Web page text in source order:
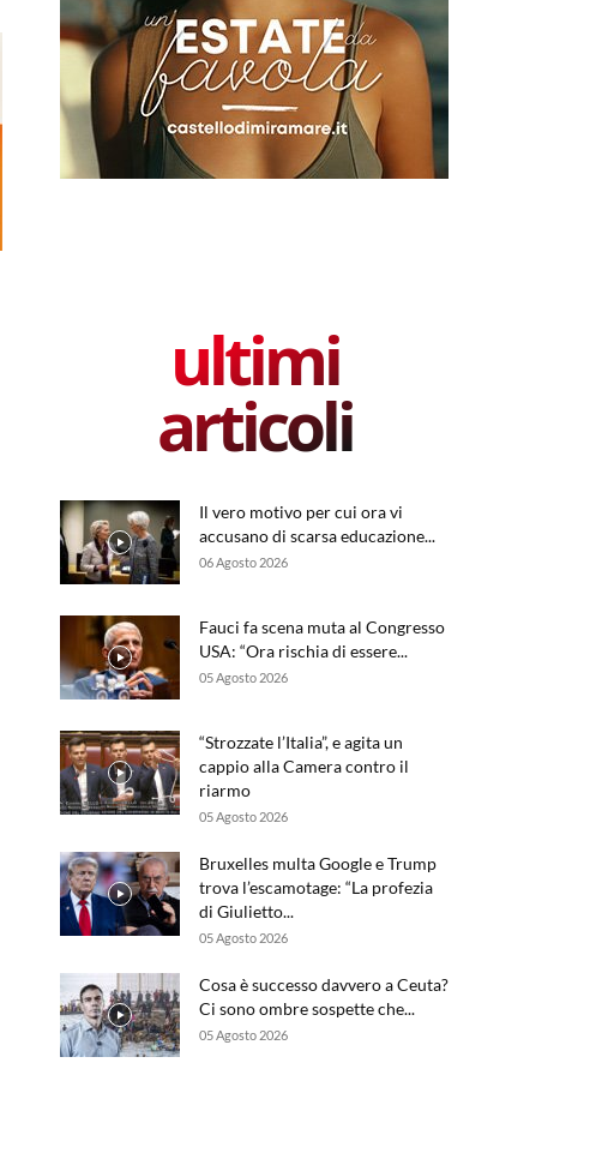
ultimi
articoli
Il vero motivo per cui ora vi
accusano di scarsa educazione...
06 Agosto 2026
Fauci fa scena muta al Congresso
USA: “Ora rischia di essere...
05 Agosto 2026
“Strozzate l’Italia”, e agita un
cappio alla Camera contro il
riarmo
05 Agosto 2026
Bruxelles multa Google e Trump
trova l’escamotage: “La profezia
di Giulietto...
05 Agosto 2026
Cosa è successo davvero a Ceuta?
Ci sono ombre sospette che...
05 Agosto 2026